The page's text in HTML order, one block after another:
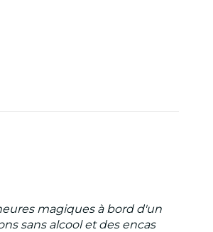
magiques à bord d'un
sans alcool et des encas